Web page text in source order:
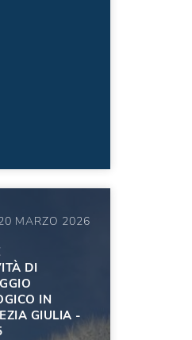
MARZO 2026
DI
IN
GIULIA -